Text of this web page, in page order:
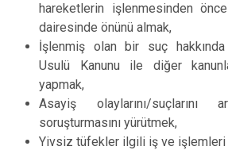
Ulaş
Yıldızeli
Zara
hareketlerin işlenmesinden
dairesinde önünü almak,
İşlenmiş olan bir suç
Usulü Kanunu ile diğer
yapmak,
Asayiş olaylarını/
soruşturmasını yürütmek,
Yivsiz tüfekler ilgili iş ve işlemleri